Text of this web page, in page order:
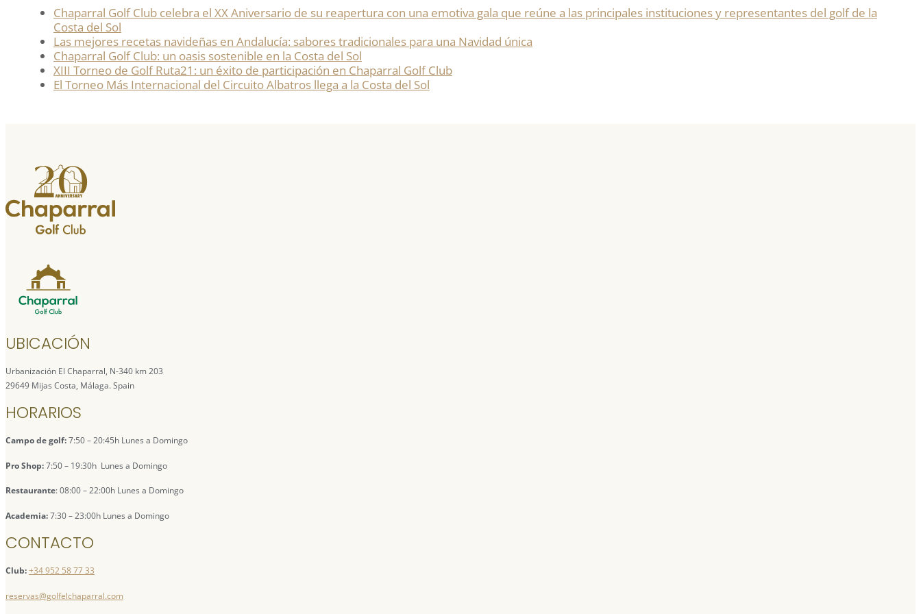
Chaparral Golf Club celebra el XX Aniversario de su reapertura con una emotiva gala que reúne a las principales instituciones y representantes del golf de la
Costa del Sol​
Las mejores recetas navideñas en Andalucía: sabores tradicionales para una Navidad única
Chaparral Golf Club: un oasis sostenible en la Costa del Sol
XIII Torneo de Golf Ruta21: un éxito de participación en Chaparral Golf Club
El Torneo Más Internacional del Circuito Albatros llega a la Costa del Sol
UBICACIÓN
Urbanización El Chaparral, N-340 km 203
29649 Mijas Costa, Málaga. Spain
HORARIOS
Campo de golf:7:50 – 20:45h Lunes a Domingo
Pro Shop:7:50 – 19:30h Lunes a Domingo
Restaurante: 08:00 – 22:00h Lunes a Domingo
Academia:7:30 – 23:00h Lunes a Domingo
CONTACTO
Club:+34 952 58 77 33
reservas@golfelchaparral.com